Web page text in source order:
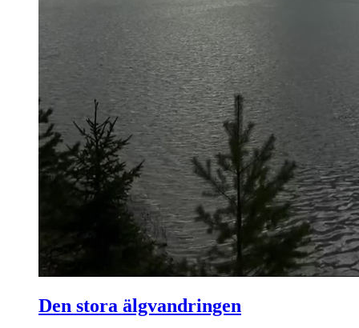
Den stora älgvandringen